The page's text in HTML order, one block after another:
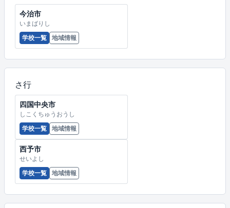
今治市
いまばりし
学校一覧
地域情報
さ行
四国中央市
しこくちゅうおうし
学校一覧
地域情報
西予市
せいよし
学校一覧
地域情報